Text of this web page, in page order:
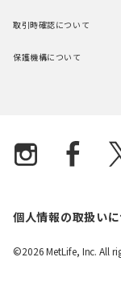
取引時確認について
保護機構について
個人情報の取扱い
©2026 MetLife, Inc. All